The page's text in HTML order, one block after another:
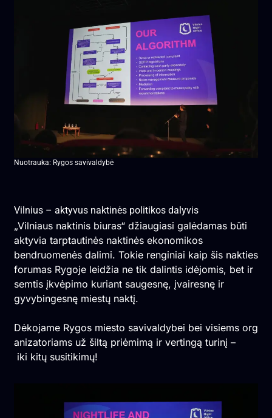
Nuotrauka: Rygos savivaldybė
Vilnius – aktyvus naktinės politikos dalyvis
„Vilniaus naktinis biuras“ džiaugiasi galėdamas būti
aktyvia tarptautinės naktinės ekonomikos
bendruomenės dalimi. Tokie renginiai kaip šis nakties
forumas Rygoje leidžia ne tik dalintis idėjomis, bet ir
semtis įkvėpimo kuriant saugesnę, įvairesnę ir
gyvybingesnę miestų naktį.
Dėkojame Rygos miesto savivaldybei bei visiems org
anizatoriams už šiltą priėmimą ir vertingą turinį –
iki kitų susitikimų!